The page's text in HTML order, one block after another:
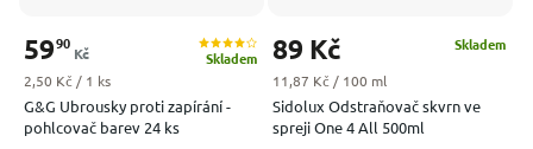
G&G Ubrousky proti zapírání -
pohlcovač barev 24 ks
Skladem
5990
Kč
Měrná cena:
2,50 Kč / 1 ks
Sidolux Odstraňovač skvrn ve
spreji One 4 All 500ml
Skladem
89 Kč
Měrná cena:
11,87 Kč / 100 ml